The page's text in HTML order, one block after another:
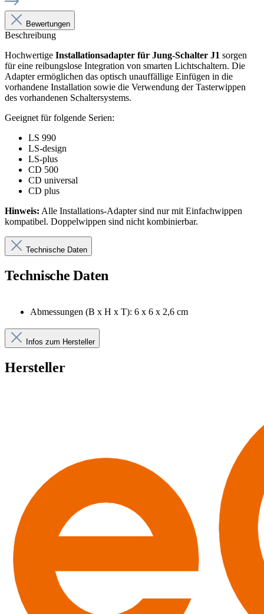
Bewertungen
Beschreibung
Hochwertige Installationsadapter für Jung-Schalter J1 sorgen
für eine reibungslose Integration von smarten Lichtschaltern. Die
Adapter ermöglichen das optisch unauffällige Einfügen in die
vorhandene Installation sowie die Verwendung der Tasterwippen
des vorhandenen Schaltersystems.
Geeignet für folgende Serien:
LS 990
LS-design
LS-plus
CD 500
CD universal
CD plus
Hinweis: Alle Installations-Adapter sind nur mit Einfachwippen
kompatibel. Doppelwippen sind nicht kombinierbar.
Technische Daten
Technische Daten
Abmessungen (B x H x T): 6 x 6 x 2,6 cm
Infos zum Hersteller
Hersteller